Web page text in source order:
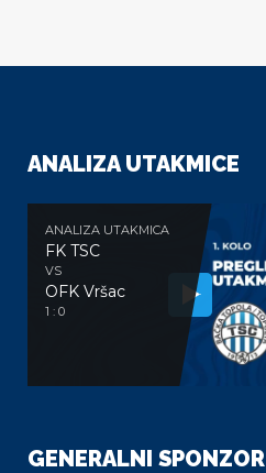
ANALIZA UTAKMICE
ANALIZA UTAKMICA
FK TSC
VS
OFK Vršac
1 : 0
GENERALNI SPONZOR